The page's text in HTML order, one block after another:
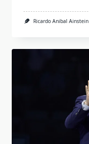
Ricardo Anibal Ainstein